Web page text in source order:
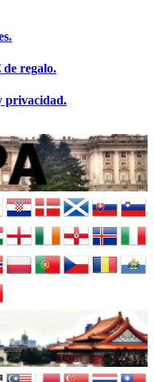
regalo.
privacidad.